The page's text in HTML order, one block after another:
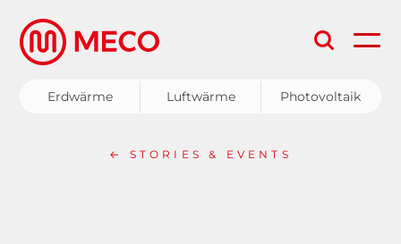
Erdwärme Luftwärme Photovoltaik
Erdwärme← STORIES & EVENTS
Aufgrund eines technischen
Problems im Anfrageformular auf
der Homepage wurden die
nicht an MECO übermittelt.